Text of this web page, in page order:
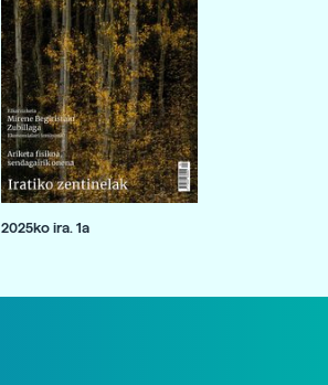
2025ko ira. 1a